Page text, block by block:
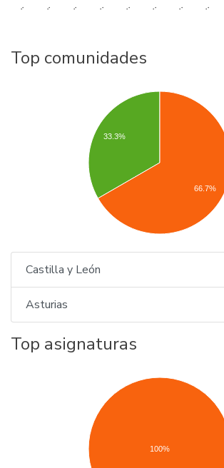
.. .. .. .. .. .. .. ..
Top comunidades
33.3%
66.7%
Castilla y León
Asturias
Top asignaturas
100%